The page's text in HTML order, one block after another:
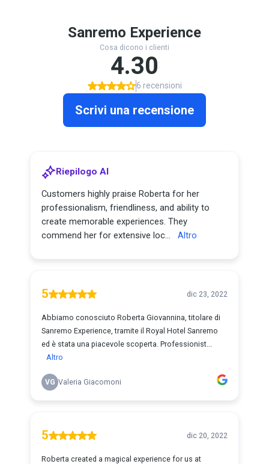
Sanremo Experience
Cosa dicono i clienti
4.30
6 recensioni
Scrivi una recensione
Riepilogo AI
Customers highly praise Roberta for her
professionalism, friendliness, and ability to
create memorable experiences. They
commend her for extensive loc...
Altro
5 dic 23, 2022
Abbiamo conosciuto Roberta Giovannina, titolare di
Sanremo Experience, tramite il Royal Hotel Sanremo
ed è stata una piacevole scoperta. Professionist...
Altro
VG Valeria Giacomoni
5 dic 20, 2022
Roberta created a magical experience for us at